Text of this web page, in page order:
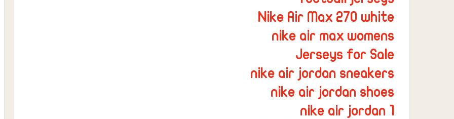
Nike Air Max 270 white
nike air max womens
Jerseys for Sale
nike air jordan sneakers
nike air jordan shoes
nike air jordan 1
نتائج
قسم
الكيمياء
أغسطس 6, 2023